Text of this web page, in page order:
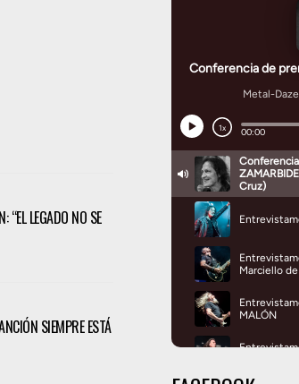
“EL LEGADO NO SE
SIEMPRE ESTÁ